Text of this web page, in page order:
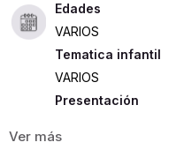
Edades
VARIOS
Tematica infantil
VARIOS
Presentación